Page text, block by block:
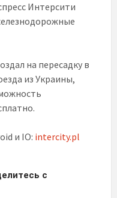
Интерсити
на пересадку в
из Украины,
и IO: intercity.pl
с